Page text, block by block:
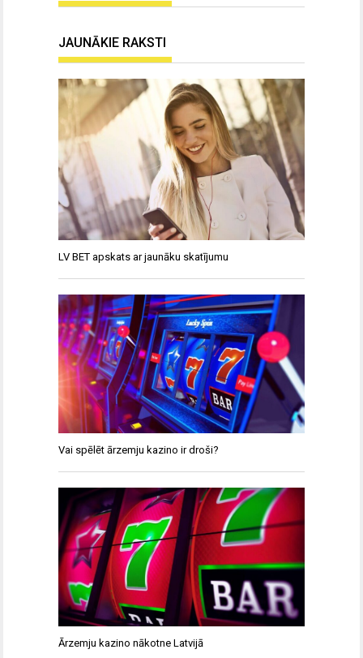
JAUNĀKIE RAKSTI
LV BET apskats ar jaunāku skatījumu
Vai spēlēt ārzemju kazino ir droši?
Ārzemju kazino nākotne Latvijā